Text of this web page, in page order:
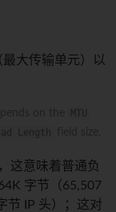
最大传输单元）以
这意味着普通负
字节（65,507
节 IP 头）；这对